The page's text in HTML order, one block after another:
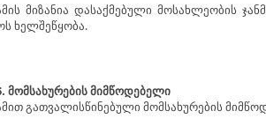
მიზანია დასაქმებული მოსახლეობის
ხელშეწყობა.
მომსახურების მიმწოდებელი
გათვალისწინებული მომსახურების